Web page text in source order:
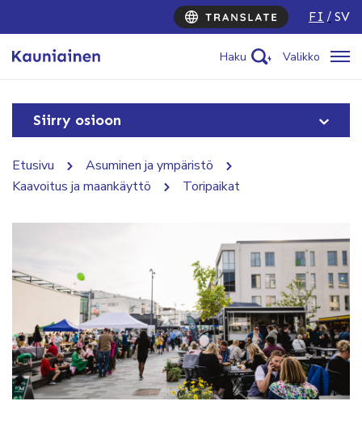
FI SV
Haku Valikko
Siirry osioon
Etusivu
Asuminen ja ympäristö
Kaavoitus ja maankäyttö
Toripaikat